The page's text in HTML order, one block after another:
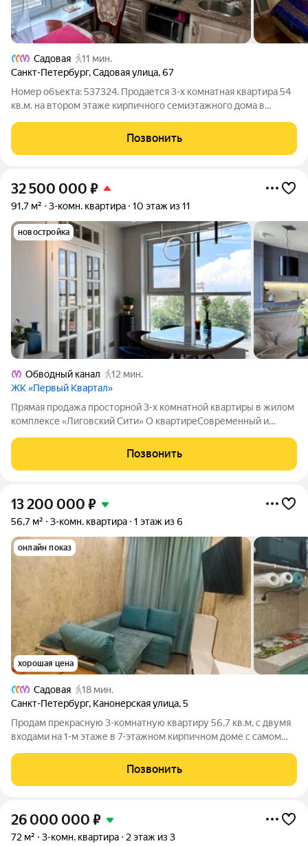
Садовая
11 мин.
Санкт-Петербург,Садовая улица,67
Номер объекта: 537324. Продается 3-х комнатная квартира 54
кв.м. на втором этаже кирпичного семиэтажного дома в
детских сада: №38, №115 и №5 Адмиралтейского района. В
шаговой доступности
Позвонить
32 500 000 ₽
91,7 м² 3-комн. квартира 10 этаж из 11
новостройка
Обводный канал
12 мин.
ЖК «Первый Квартал»
Прямая продажа просторной 3-х комнатной квартиры в жилом
комплексе «Лиговский Сити» О квартиреСовременный и
сочетающий стиль и практичность. Продуманная планировка:
идеально подойдет для семейных
Позвонить
13 200 000 ₽
56,7 м² 3-комн. квартира 1 этаж из 6
онлайн показ
хорошая цена
Садовая
18 мин.
Санкт-Петербург, Канонерская улица,5
Продам прекрасную 3-комнатную квартиру 56,7 кв.м, с двумя
входами на 1-м этаже в 7-этажном кирпичном доме с самом
Острове в Адмиралтейском районе. Квартира тёплая, светлая,
чистая после ремонта.
Позвонить
26 000 000 ₽
72 м² 3-комн. квартира 2 этаж из 3